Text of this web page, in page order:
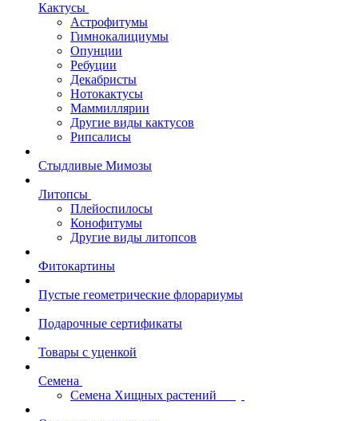
Кактусы
Астрофитумы
Гимнокалициумы
Опунции
Ребуции
Декабристы
Нотокактусы
Маммиллярии
Другие виды кактусов
Рипсалисы
Стыдливые Мимозы
Литопсы
Плейоспилосы
Конофитумы
Другие виды литопсов
Фитокартины
Пустые геометрические флорариумы
Подарочные сертификаты
Товары с уценкой
Семена
Семена Хищных растений